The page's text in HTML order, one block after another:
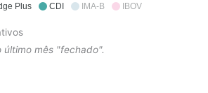
Plus CDI IMA-B IBOV
último mês "fechado".